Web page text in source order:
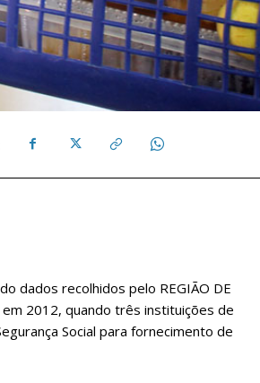
dados recolhidos pelo REGIÃO DE
2012, quando três instituições de
Social para fornecimento de